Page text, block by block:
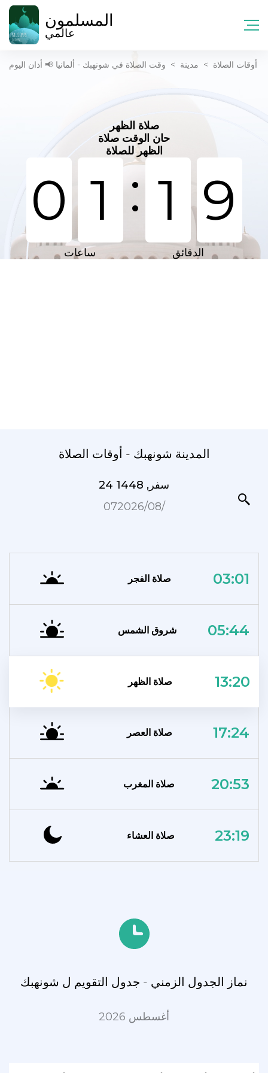
المسلمون
عالمي
أوقات الصلاة > مدينة > وقت الصلاة في شونهبك - ألمانيا 📢 أذان اليوم
صلاة الظهر
حان الوقت صلاة
الظهر للصلاة
0 1 : 1 9
ساعات الدقائق
المدينة شونهبك - أوقات الصلاة
24 سفر, 1448
07‏/08‏/2026
صلاة الفجر 03:01
شروق الشمس 05:44
صلاة الظهر 13:20
صلاة العصر 17:24
صلاة المغرب 20:53
صلاة العشاء 23:19
نماز الجدول الزمني - جدول التقويم ل شونهبك
أغسطس 2026